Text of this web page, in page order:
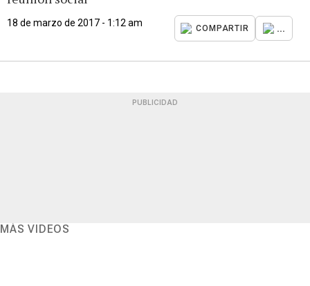
18 de marzo de 2017 - 1:12 am
COMPARTIR ...
PUBLICIDAD
MÁS VIDEOS